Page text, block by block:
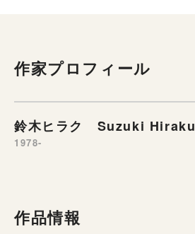
作家プロフィール
鈴木ヒラク Suzuki Hiraku
1978-
作品情報